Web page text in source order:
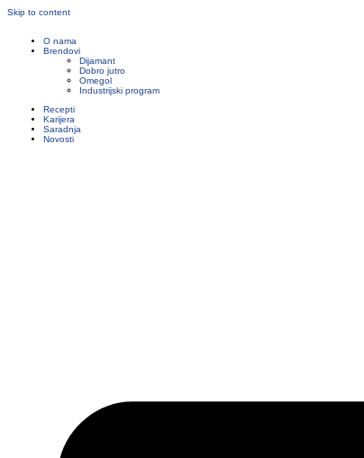
Skip to content
O nama
Brendovi
Dijamant
Dobro jutro
Omegol
Industrijski program
Recepti
Karijera
Saradnja
Novosti